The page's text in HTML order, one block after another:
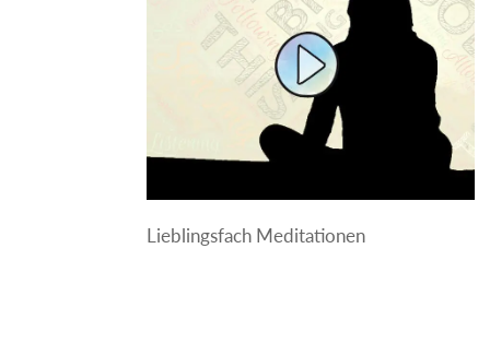
Lieblingsfach Meditationen